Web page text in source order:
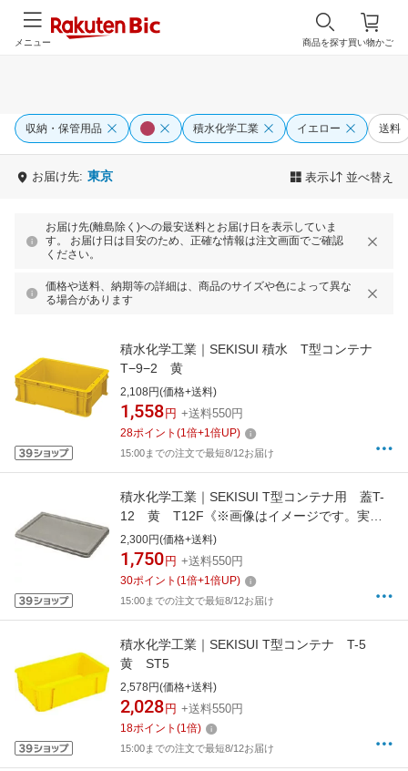
買い物かご
商品を探す
メニュー
収納・保管用品 積水化学工業 イエロー 送料
お届け先: 東京 表示 並べ替え
お届け先(離島除く)への最安送料とお届け日を表示していま
す。 お届け日は目安のため、正確な情報は注文画面でご確認
ください。
価格や送料、納期等の詳細は、商品のサイズや色によって異な
る場合があります
積水化学工業｜SEKISUI 積水 T型コンテナ
T−9−2 黄
2,108円(価格+送料)
1,558 円 +送料550円
28ポイント (1倍+1倍UP)
15:00までの注文で最短8/12お届け
積水化学工業｜SEKISUI T型コンテナ用 蓋T-
12 黄 T12F《※画像はイメージです。実際
の商品とは異なります》
2,300円(価格+送料)
1,750 円 +送料550円
30ポイント (1倍+1倍UP)
15:00までの注文で最短8/12お届け
積水化学工業｜SEKISUI T型コンテナ T-5
黄 ST5
2,578円(価格+送料)
2,028 円 +送料550円
18ポイント (1倍)
15:00までの注文で最短8/12お届け